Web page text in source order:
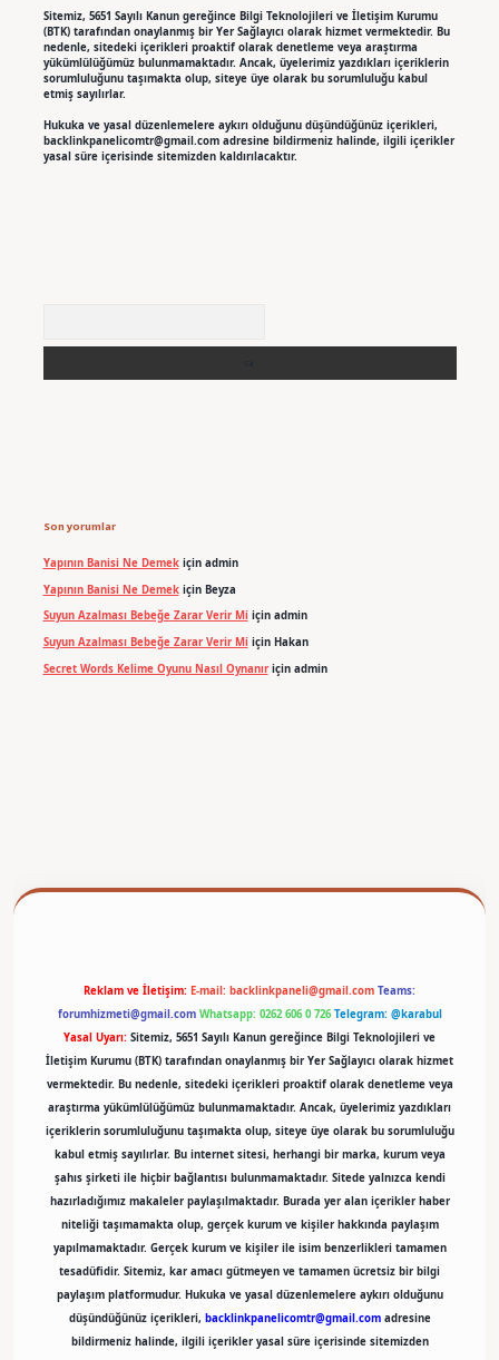
Sitemiz, 5651 Sayılı Kanun gereğince Bilgi Teknolojileri ve İletişim Kurumu
(BTK) tarafından onaylanmış bir Yer Sağlayıcı olarak hizmet vermektedir. Bu
nedenle, sitedeki içerikleri proaktif olarak denetleme veya araştırma
yükümlülüğümüz bulunmamaktadır. Ancak, üyelerimiz yazdıkları içeriklerin
sorumluluğunu taşımakta olup, siteye üye olarak bu sorumluluğu kabul
etmiş sayılırlar.
Hukuka ve yasal düzenlemelere aykırı olduğunu düşündüğünüz içerikleri,
backlinkpanelicomtr@gmail.comadresine bildirmeniz halinde, ilgili içerikler
yasal süre içerisinde sitemizden kaldırılacaktır.
Son yorumlar
Yapının Banisi Ne Demekiçin admin
Yapının Banisi Ne Demekiçin Beyza
Suyun Azalması Bebeğe Zarar Verir Miiçin admin
Suyun Azalması Bebeğe Zarar Verir Miiçin Hakan
Secret Words Kelime Oyunu Nasıl Oynanıriçin admin
Reklam ve İletişim: E-mail: backlinkpaneli@gmail.com Teams:
forumhizmeti@gmail.com Whatsapp: 0262 606 0 726 Telegram: @karabul
Yasal Uyarı: Sitemiz, 5651 Sayılı Kanun gereğince Bilgi Teknolojileri ve
İletişim Kurumu (BTK) tarafından onaylanmış bir Yer Sağlayıcı olarak hizmet
vermektedir. Bu nedenle, sitedeki içerikleri proaktif olarak denetleme veya
araştırma yükümlülüğümüz bulunmamaktadır. Ancak, üyelerimiz yazdıkları
içeriklerin sorumluluğunu taşımakta olup, siteye üye olarak bu sorumluluğu
kabul etmiş sayılırlar. Bu internet sitesi, herhangi bir marka, kurum veya
şahıs şirketi ile hiçbir bağlantısı bulunmamaktadır. Sitede yalnızca kendi
hazırladığımız makaleler paylaşılmaktadır. Burada yer alan içerikler haber
niteliği taşımamakta olup, gerçek kurum ve kişiler hakkında paylaşım
yapılmamaktadır. Gerçek kurum ve kişiler ile isim benzerlikleri tamamen
tesadüfidir. Sitemiz, kar amacı gütmeyen ve tamamen ücretsiz bir bilgi
paylaşım platformudur. Hukuka ve yasal düzenlemelere aykırı olduğunu
düşündüğünüz içerikleri, backlinkpanelicomtr@gmail.comadresine
bildirmeniz halinde, ilgili içerikler yasal süre içerisinde sitemizden